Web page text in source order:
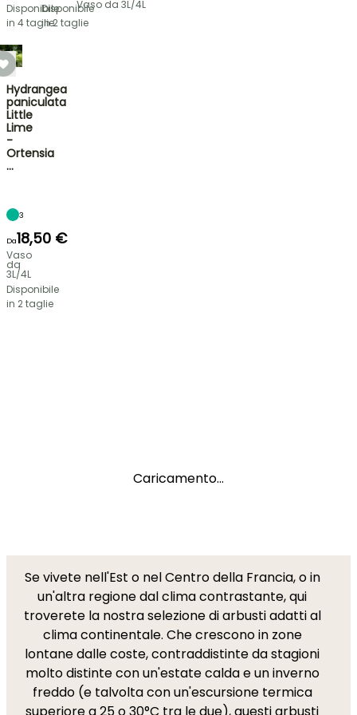
Disponibile
in 4 taglie
Disponibile
in 2 taglie
Vaso da 3L/4L
Hydrangea
paniculata
Little
Lime
-
Ortensia
…
3
Da18,50 €
Vaso
da
3L/4L
Disponibile
in 2 taglie
Caricamento...
Se vivete nell'Est o nel Centro della Francia, o in
un'altra regione dal clima contrastante, qui
troverete la nostra selezione di arbusti adatti al
clima continentale. Che crescono in zone
lontane dalle coste, contraddistinte da stagioni
molto distinte con un'estate calda e un inverno
freddo (e talvolta con un'escursione termica